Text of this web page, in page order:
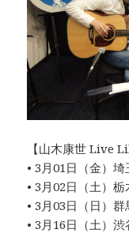
【山木康世 Live
• 3月01日（金）
• 3月02日（土）
• 3月03日（日）群
• 3月16日（土）